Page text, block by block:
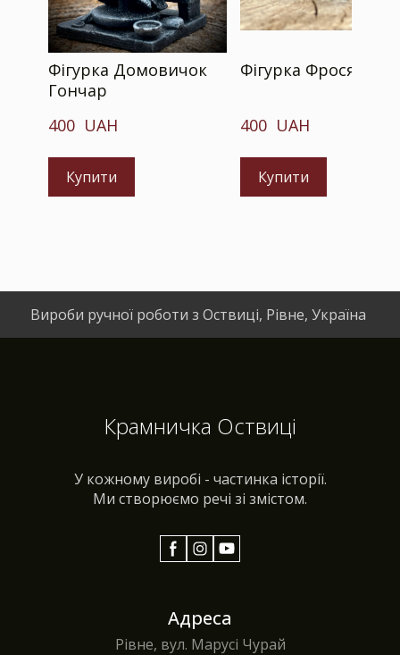
Фігурка Домовичок
Гончар
400  UAH
Купити
Фігурка Фрося
400  UAH
Купити
Вироби ручної роботи з Оствиці, Рівне, Україна
Крамничка Оствиці
У кожному виробі - частинка історії.
Ми створюємо речі зі змістом.
Адреса
Рівне, вул. Марусі Чурай